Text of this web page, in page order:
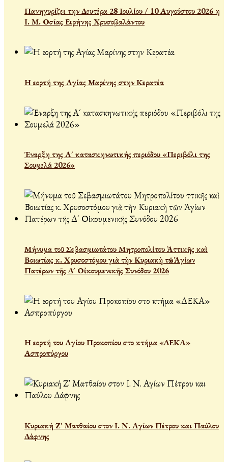
Πανηγυρίζει την Δευτέρα 28 Ιουλίου / 10 Αυγούστου 2026 η
Ι. Μ. Οσίας Ειρήνης Χρυσοβαλάντου
Η εορτή της Αγίας Μαρίνης στην Κερατέα
Έναρξη της Α´ κατασκηνωτικής περιόδου «Περιβόλι της
Σουμελά 2026»
Μήνυμα τοῦ Σεβασμιωτάτου Μητροπολίτου Ἀττικῆς καὶ
Βοιωτίας κ. Χρυσοστόμου γιὰ τὴν Κυριακὴ τῶν Ἁγίων
Πατέρων τῆς Δ´ Οἰκουμενικῆς Συνόδου 2026
Η εορτή του Αγίου Προκοπίου στο κτήμα «ΔΕΚΑ»
Ασπροπύργου
Κυριακή Ζ' Ματθαίου στον Ι. Ν. Αγίων Πέτρου και Παύλου
Δάφνης